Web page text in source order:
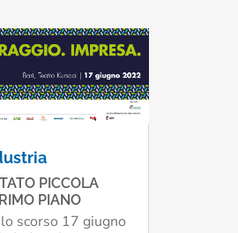
PICCOLA
PIANO
scorso 17 giugno